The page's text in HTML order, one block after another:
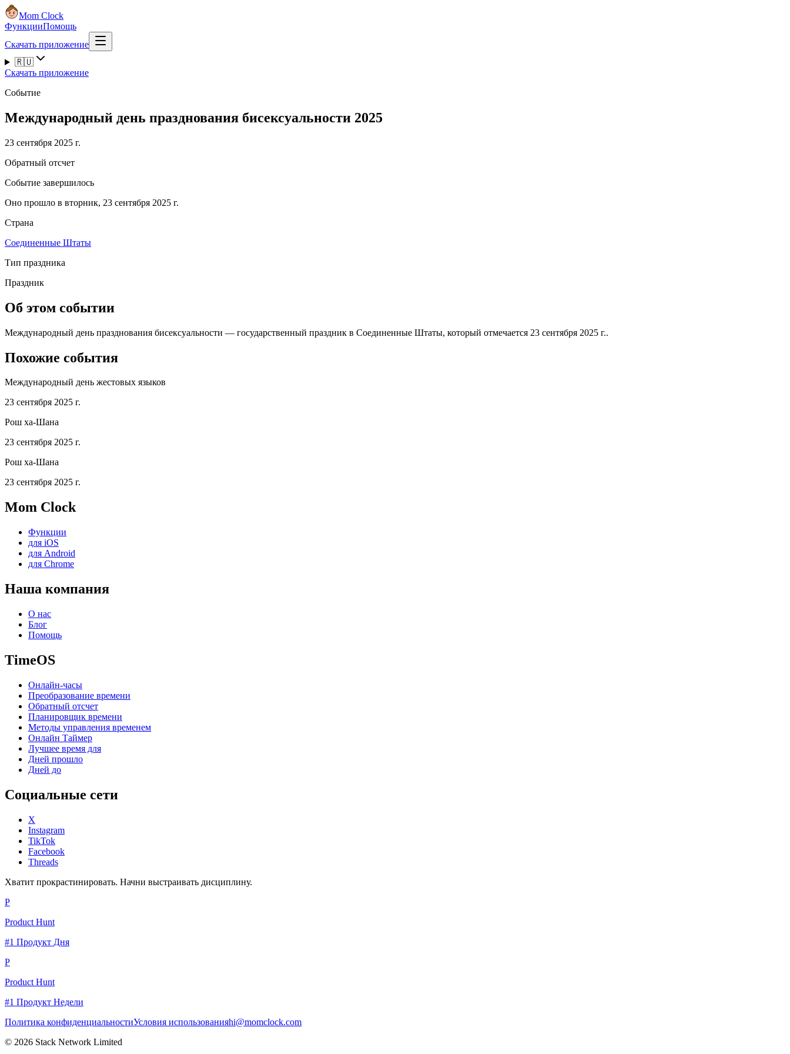
Mom Clock
ФункцииПомощь
Скачать приложение
🇷🇺
Скачать приложение
Событие
Международный день празднования бисексуальности 2025
23 сентября 2025 г.
Обратный отсчет
Событие завершилось
Оно прошло в вторник, 23 сентября 2025 г.
Страна
Соединенные Штаты
Тип праздника
Праздник
Об этом событии
Международный день празднования бисексуальности — государственный праздник в Соединенные Штаты, который отмечается 23 сентября 2025 г..
Похожие события
Международный день жестовых языков
23 сентября 2025 г.
Рош ха-Шана
23 сентября 2025 г.
Рош ха-Шана
23 сентября 2025 г.
Mom Clock
Функции
для iOS
для Android
для Chrome
Наша компания
О нас
Блог
Помощь
TimeOS
Онлайн-часы
Преобразование времени
Обратный отсчет
Планировщик времени
Методы управления временем
Онлайн Таймер
Лучшее время для
Дней прошло
Дней до
Социальные сети
X
Instagram
TikTok
Facebook
Threads
Хватит прокрастинировать. Начни выстраивать дисциплину.
P
Product Hunt
#1 Продукт Дня
P
Product Hunt
#1 Продукт Недели
Политика конфиденциальностиУсловия использованияhi@momclock.com
© 2026 Stack Network Limited